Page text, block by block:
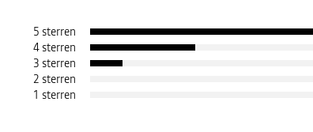
5 sterren
4 sterren
3 sterren
2 sterren
1 sterren